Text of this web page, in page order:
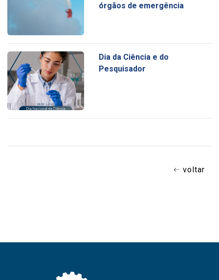
órgãos de emergência
Dia da Ciência e do
Pesquisador
voltar